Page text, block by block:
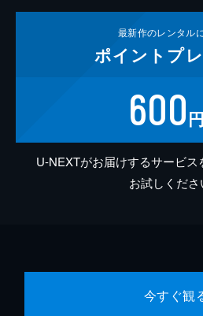
最新作のレンタル
ポイント プ
600
U-NEXTがお届けするサービス
お試しくださ
今すぐ観